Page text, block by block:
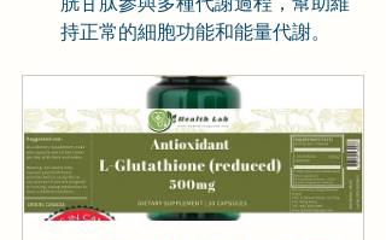
持正常的細胞功能和能量代謝。